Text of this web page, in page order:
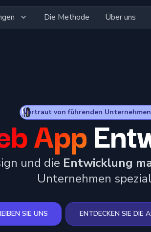
Die Methode Über uns
Vertraut von führenden
App
und die Entwicklung
Unternehmen
SIE UNS ENTDECKEN SIE DIE